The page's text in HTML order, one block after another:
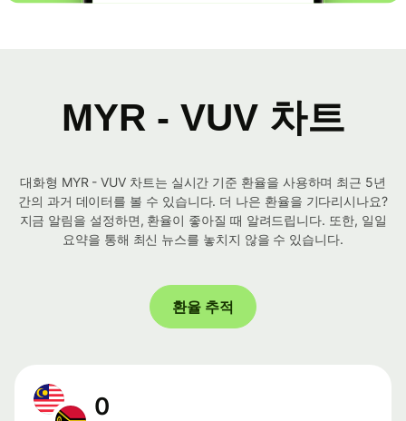
MYR - VUV 차트
대화형 MYR - VUV 차트는 실시간 기준 환율을 사용하며 최근 5년
간의 과거 데이터를 볼 수 있습니다. 더 나은 환율을 기다리시나요?
지금 알림을 설정하면, 환율이 좋아질 때 알려드립니다. 또한, 일일
요약을 통해 최신 뉴스를 놓치지 않을 수 있습니다.
환율 추적
0